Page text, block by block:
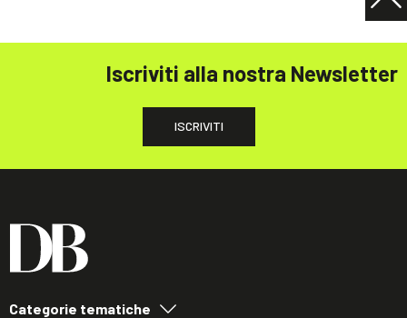
Iscriviti alla nostra Newsletter
ISCRIVITI
Categorie tematiche